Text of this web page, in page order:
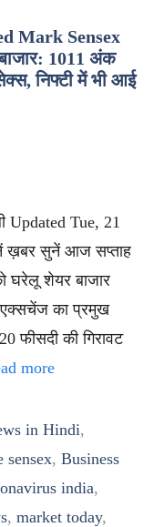
Mark Sensex
1011 अंक
निफ्टी में भी आई
Updated Tue, 21
ख़बर सुनें आज सप्ताह
घरेलू शेयर बाजार
एक्सचेंज का प्रमुख
फीसदी की गिरावट
more
in Hindi,
sensex, Business
india,
, market today,